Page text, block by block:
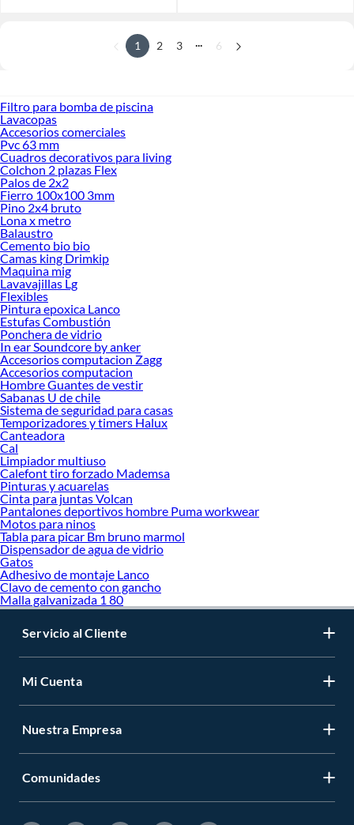
1 2 3 ... 6
Filtro para bomba de piscina
Lavacopas
Accesorios comerciales
Pvc 63 mm
Cuadros decorativos para living
Colchon 2 plazas Flex
Palos de 2x2
Fierro 100x100 3mm
Pino 2x4 bruto
Lona x metro
Balaustro
Cemento bio bio
Camas king Drimkip
Maquina mig
Lavavajillas Lg
Flexibles
Pintura epoxica Lanco
Estufas Combustión
Ponchera de vidrio
In ear Soundcore by anker
Accesorios computacion Zagg
Accesorios computacion
Hombre Guantes de vestir
Sabanas U de chile
Sistema de seguridad para casas
Temporizadores y timers Halux
Canteadora
Cal
Limpiador multiuso
Calefont tiro forzado Mademsa
Pinturas y acuarelas
Cinta para juntas Volcan
Pantalones deportivos hombre Puma workwear
Motos para ninos
Tabla para picar Bm bruno marmol
Dispensador de agua de vidrio
Gatos
Adhesivo de montaje Lanco
Clavo de cemento con gancho
Malla galvanizada 1 80
Servicio al Cliente
Mi Cuenta
Nuestra Empresa
Comunidades